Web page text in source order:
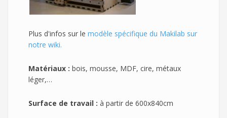
Plus d'infos sur le modèle spécifique du Makilab sur
notre wiki.
Matériaux : bois, mousse, MDF, cire, métaux
léger,…
Surface de travail : à partir de 600x840cm